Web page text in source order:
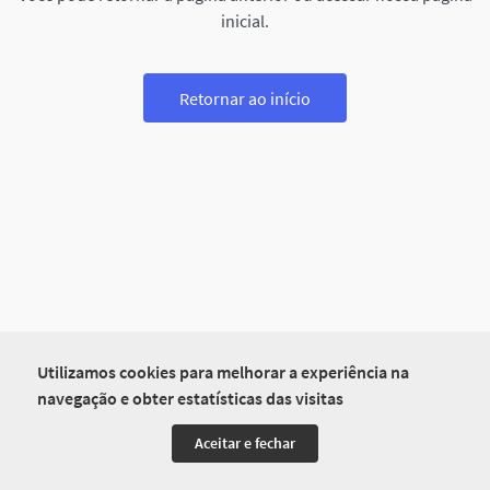
Utilizamos cookies para melhorar a experiência na
navegação e obter estatísticas das visitas
Aceitar e fechar
inicial.
Retornar ao início